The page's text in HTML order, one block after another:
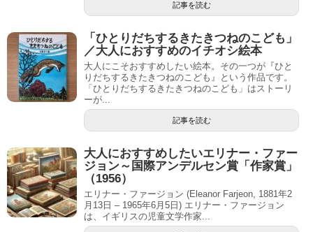
記事を読む
「ひとりだちするきたきつねのこども」
／大人におすすめのイチオシ絵本
大人にこそおすすめしたい絵本。その一つが『ひと
りだちするきたきつねのこども』という作品です。
「ひとりだちするきたきつねのこども」はストーリ
ーが...
記事を読む
大人におすすめしたいエリナー・ファー
ジョン～国際アンデルセン賞「作家賞」
（1956）
エリナー・ファージョン (Eleanor Farjeon, 1881年2
月13日 – 1965年6月5日) エリナー・ファージョン
は、イギリスの児童文学作家...